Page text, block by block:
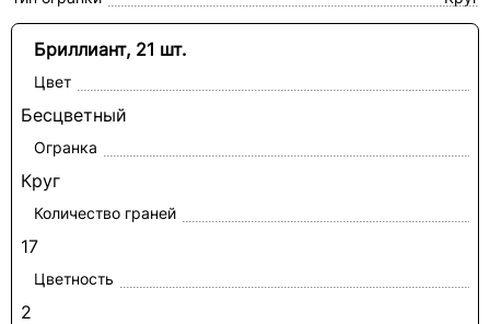
Бриллиант, 21 шт.
Цвет
Бесцветный
Огранка
Круг
Количество граней
17
Цветность
2